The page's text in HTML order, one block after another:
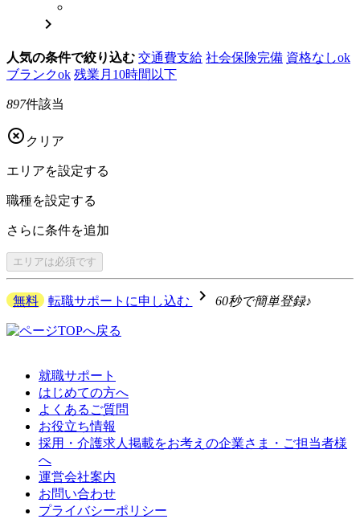

人気の条件で絞り込む 交通費支給 社会保険完備 資格なしok
ブランクok 残業月10時間以下
897件該当
 クリア
エリアを設定する
職種を設定する
さらに条件を追加
エリアは必須です
無料 転職サポートに申し込む navigate_next 60秒で簡単登録♪
就職サポート
はじめての方へ
よくあるご質問
お役立ち情報
採用・介護求人掲載をお考えの企業さま・ご担当者様
へ
運営会社案内
お問い合わせ
プライバシーポリシー